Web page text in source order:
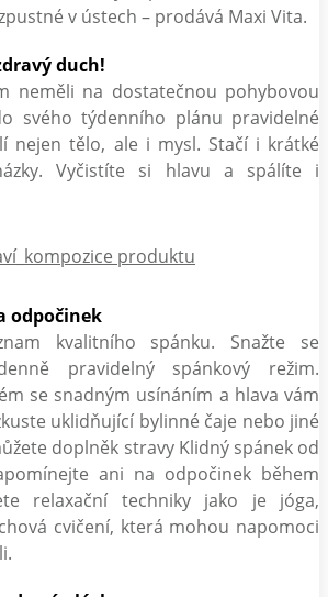
v ústech – prodává Maxi Vita.
duch!
neměli na dostatečnou pohybovou
svého týdenního plánu pravidelné
nejen tělo, ale i mysl. Stačí i krátké
Vyčistíte si hlavu a spálíte i
odpočinek
kvalitního spánku. Snažte se
pravidelný spánkový režim.
se snadným usínáním a hlava vám
uklidňující bylinné čaje nebo jiné
doplněk stravy Klidný spánek od
ani na odpočinek během
relaxační techniky jako je jóga,
cvičení, která mohou napomoci